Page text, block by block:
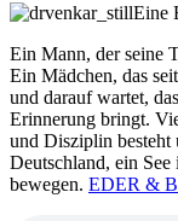
Eine
Ein Mann, der seine
Ein Mädchen, das
und darauf wartet,
Erinnerung bringt.
und Disziplin besteht
Deutschland, ein
bewegen. EDER &